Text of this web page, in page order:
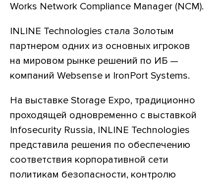
Works Network Compliance Manager (NCM).
INLINE Technologies стала Золотым
партнером одних из основных игроков
на мировом рынке решений по ИБ —
компаний Websense и IronPort Systems.
На выставке Storage Expo, традиционно
проходящей одновременно с выставкой
Infosecurity Russia, INLINE Technologies
представила решения по обеспечению
соответствия корпоративной сети
политикам безопасности, контролю